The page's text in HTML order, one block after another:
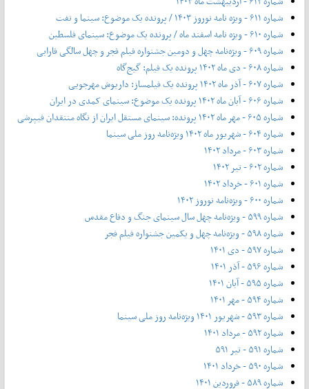
شماره ۶۱۱ - ویژه نامه نوروز ۱۴۰۳ / پرونده یک موضوع: سینما و نفت
شماره ۶۱۰ - ویژه نامه اسفند ماه / پرونده یک موضوع: سینمای فلسطین
شماره ۶۰۹ - ویژه‌نامه چهل و دومین جشنواره فیلم فجر و چهل سالگی فارابی
شماره ۶۰۸ - دی ماه ۱۴۰۲ پرونده یک فیلم: گیج‌گاه
شماره ۶۰۷ - آذر ماه ۱۴۰۲ پرونده یک فیلمساز: داریوش مهرجویی
شماره ۶۰۶ - آبان ماه ۱۴۰۲ پرونده یک موضوع: سینمای کمدی در ایران
شماره ۶۰۵ - مهر ماه ۱۴۰۲ پرونده: سینمای مستقل ایران از نگاه منتقدان فیپرشی
شماره ۶۰۴ - شهریور ماه ۱۴۰۲ ویژه‌نامه روز ملی سینما
شماره ۶۰۳ - مرداد ۱۴۰۲
شماره ۶۰۲ - تیر ۱۴۰۲
شماره ۶۰۱ - خرداد ۱۴۰۲
شماره ۶۰۰ - ویژه‌نامه نوروز ۱۴۰۲
شماره ۵۹۹ - ویژه‌نامه چهل سال سینمای جنگ و دفاع مقدس
شماره ۵۹۸ - ویژه‌نامه چهل و یکمین جشنواره فیلم فجر
شماره ۵۹۷ - دی ۱۴۰۱
شماره ۵۹۶ - آذر ۱۴۰۱
شماره ۵۹۵ - آبان ۱۴۰۱
شماره ۵۹۴ - مهر ۱۴۰۱
شماره ۵۹۳ - شهریور ۱۴۰۱ ویژه‌نامه روز ملی سینما
شماره ۵۹۲ - مرداد ۱۴۰۱
شماره ۵۹۱ - تیر ۵۹۱
شماره ۵۹۰ - خرداد ۱۴۰۱
شماره ۵۸۹ - فروردین ۱۴۰۱